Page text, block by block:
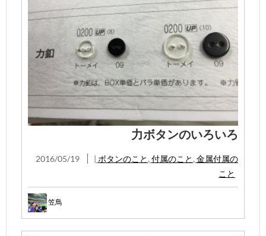
力ボタンのいろいろ
2016/05/19 | ボタンのこと , 付属のこと , 金属付属の
こと
笠鳥